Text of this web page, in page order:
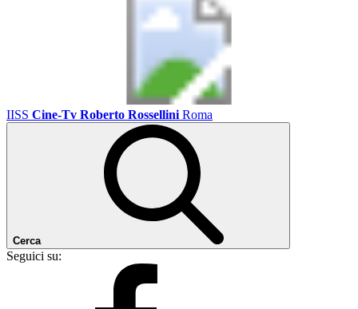
IISS Cine-Tv Roberto Rossellini Roma
Cerca
Seguici su: